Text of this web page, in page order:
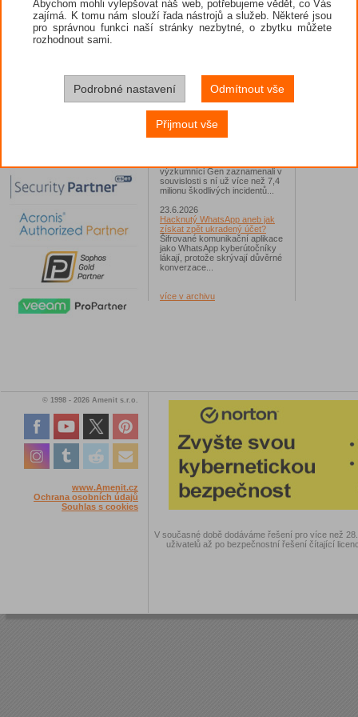
26.6.2026
ESET: S příchodem léta
zaplavují Česko falešné mobilní
Chase Home App či Candy
Race Launcher. Hlavním cílem
útočníků bylo v tomto případě
Polsko, následováno Českem a
Slovenskem...
24.6.2026
výzkumníci Gen zaznamenali v
souvislosti s ní už více než 7,4
milionu škodlivých incidentů...
23.6.2026
Hacknutý WhatsApp aneb jak
získat zpět ukradený účet?
Šifrované komunikační aplikace
jako WhatsApp kyberútočníky
lákají, protože skrývají důvěrné
konverzace...
více v archivu
© 1998 - 2026 Amenit s.r.o.
www.Amenit.cz
Ochrana osobních údajů
Souhlas s cookies
V současné době dodáváme řešení pro více než
uživatelů až po bezpečnostní řešení čítající
Abychom mohli vylepšovat náš web, potřebujeme vědět, co Vás
zajímá. K tomu nám slouží řada nástrojů a služeb. Některé jsou
pro správnou funkci naší stránky nezbytné, o zbytku můžete
rozhodnout sami.
Podrobné nastavení Odmítnout vše
Přijmout vše